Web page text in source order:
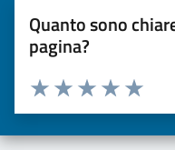
Quanto sono
pagina?
Valuta da 1 a 5 stelle la
Valuta
Valuta 4
Valuta 3 stelle
Valuta 2 stelle su 5
Valuta una stella su 5